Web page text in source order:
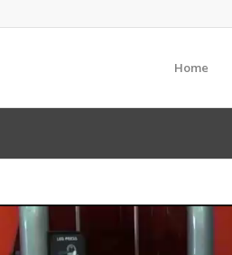
Home